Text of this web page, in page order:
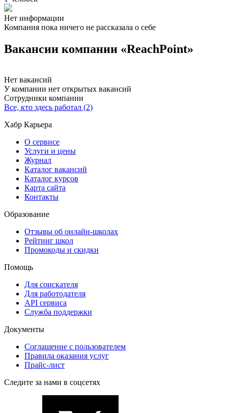
Нет информации
Компания пока ничего не рассказала о себе
Вакансии компании «ReachPoint»
Нет вакансий
У компании нет открытых вакансий
Сотрудники компании
Все, кто здесь работал (2)
Хабр Карьера
О сервисе
Услуги и цены
Журнал
Каталог вакансий
Каталог курсов
Карта сайта
Контакты
Образование
Отзывы об онлайн-школах
Рейтинг школ
Промокоды и скидки
Помощь
Для соискателя
Для работодателя
API сервиса
Служба поддержки
Документы
Соглашение с пользователем
Правила оказания услуг
Прайс-лист
Следите за нами в соцсетях